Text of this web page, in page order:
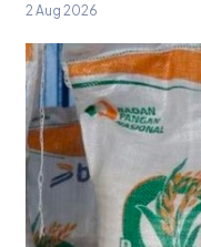
2 Aug 2026